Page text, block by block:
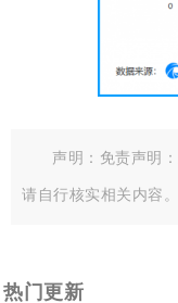
声明：免责声明
请自行核实相关内容。
热门更新